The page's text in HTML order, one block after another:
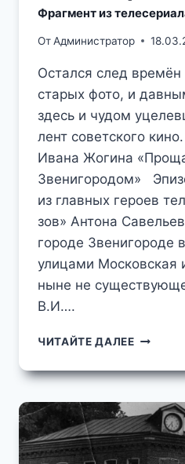
Фрагмент из
ОтАдминистратор
Остался след
старых фото, и
здесь и чудом
лент советского
Ивана Жогина
Звенигородом»
из главных героев
зов» Антона
городе Звенигороде
улицами Московская
ныне не
В.И….
ЧИТАЙТЕ ДАЛЕЕ
ЦЕНТРЕ
ТЕЛЕСЕРИАЛА
"ВЕЧНЫЙ
ЗОВ"